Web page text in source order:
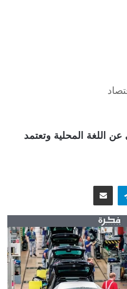
اللغة المحلية وتعتمد
تيلقراممشاركة عبر البريد